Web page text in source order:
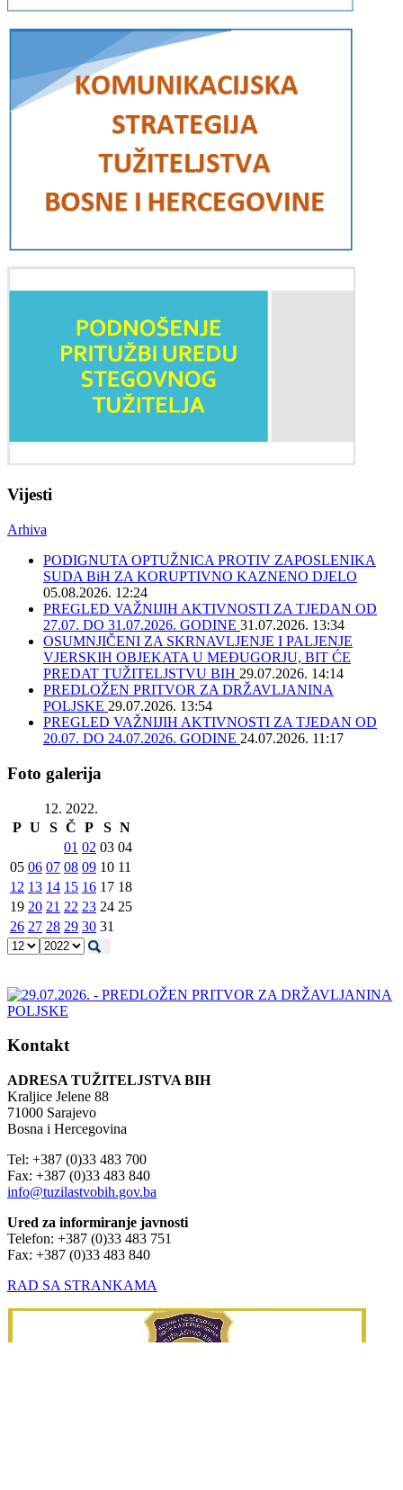
Vijesti
Arhiva
PODIGNUTA OPTUŽNICA PROTIV ZAPOSLENIKA
SUDA BiH ZA KORUPTIVNO KAZNENO DJELO
05.08.2026. 12:24
PREGLED VAŽNIJIH AKTIVNOSTI ZA TJEDAN OD
27.07. DO 31.07.2026. GODINE 31.07.2026. 13:34
OSUMNJIČENI ZA SKRNAVLJENJE I PALJENJE
VJERSKIH OBJEKATA U MEĐUGORJU, BIT ĆE
PREDAT TUŽITELJSTVU BIH 29.07.2026. 14:14
PREDLOŽEN PRITVOR ZA DRŽAVLJANINA
POLJSKE 29.07.2026. 13:54
PREGLED VAŽNIJIH AKTIVNOSTI ZA TJEDAN OD
20.07. DO 24.07.2026. GODINE 24.07.2026. 11:17
Foto galerija
12. 2022.
P U S Č P S N
01 02 03 04
05 06 07 08 09 10 11
12 13 14 15 16 17 18
19 20 21 22 23 24 25
26 27 28 29 30 31
Kontakt
ADRESA TUŽITELJSTVA BIH
Kraljice Jelene 88
Bosna i Hercegovina
Tel: +387 (0)33 483 700
info@tuzilastvobih.gov.ba
Ured za informiranje javnosti
Fax: +387 (0)33 483 840
RAD SA STRANKAMA